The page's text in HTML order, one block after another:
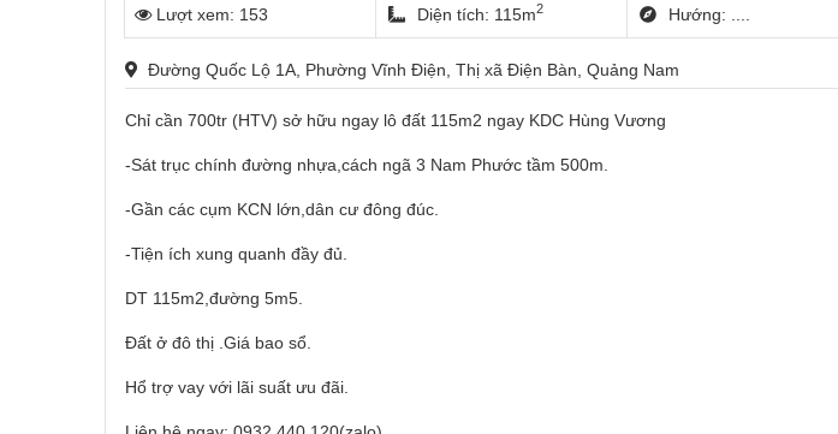
Lượt xem: 153 Diện tích: 115m2 Hướng: ....
Đường Quốc Lộ 1A, Phường Vĩnh Điện, Thị xã Điện Bàn, Quảng Nam
Chỉ cần 700tr (HTV) sở hữu ngay lô đất 115m2 ngay KDC Hùng Vương
-Sát trục chính đường nhựa,cách ngã 3 Nam Phước tầm 500m.
-Gần các cụm KCN lớn,dân cư đông đúc.
-Tiện ích xung quanh đầy đủ.
DT 115m2,đường 5m5.
Đất ở đô thị .Giá bao sổ.
Hổ trợ vay với lãi suất ưu đãi.